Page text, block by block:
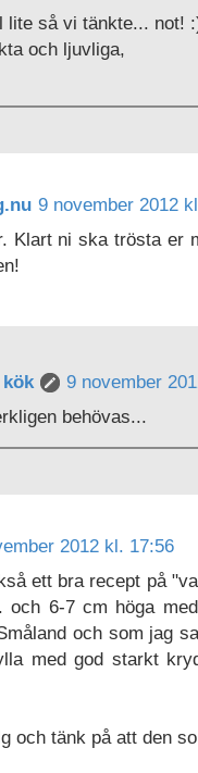
lite så vi tänkte... not!
och ljuvliga,
9 november 2012
Klart ni ska trösta er
9 november
behövas...
2012 kl. 17:56
ett bra recept på
och 6-7 cm höga
och som jag
med god starkt
och tänk på att den